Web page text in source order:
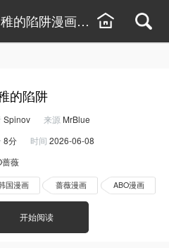
的陷阱漫画免费观看-幼稚
的陷阱
Spinov 来源 MrBlue
8分 时间 2026-06-08
蔷薇
国漫画 蔷薇漫画 ABO漫画
开始阅读